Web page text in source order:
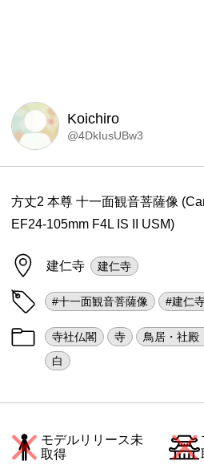
Koichiro
@4DkIusUBw3
方丈2 本尊 十一面観音菩薩像
EF24-105mm F4L IS II USM)
建仁寺 建仁寺
#十一面観音菩薩像 #建仁
寺社仏閣 寺 鳥居・社殿
白
モデルリリース未
取得